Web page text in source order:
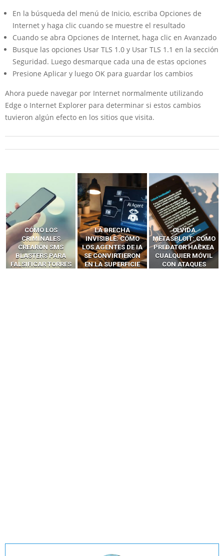
En la búsqueda del menú de Inicio, escriba Opciones de
Internet y haga clic cuando se muestre el resultado
Cuando se abra Opciones de Internet, haga clic en Avanzado
Busque las opciones Usar TLS 1.0 y Usar TLS 1.1 en la sección
Seguridad. Luego desmarque cada una de estas opciones
Presione Aplicar y luego OK para guardar los cambios
Ahora puede navegar por Internet normalmente utilizando
Edge o Internet Explorer para determinar si estos cambios
tuvieron algún efecto en los sitios que visita.
LA BRECHA
INVISIBLE: CÓMO
LOS AGENTES DE IA
SE CONVIRTIERON
EN LA SUPERFICIE
OLVIDA
METASPLOIT: CÓMO
PREDATOR HACKEA
CUALQUIER MÓVIL
CON ATAQUES
CÓMO LOS HACKERS
INTERCEPTAN OTPS
Y LLAMADAS
MÓVILES SIN
‘HACKEAR’ — EL